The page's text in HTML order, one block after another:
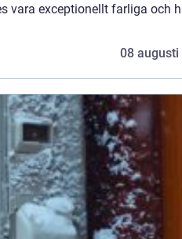
vara exceptionellt farliga och
08 augusti